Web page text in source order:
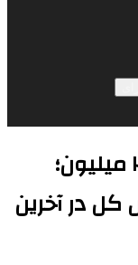
عقب‌نشینی بورس از کانال ۳ میلیون؛
کل در آخرین